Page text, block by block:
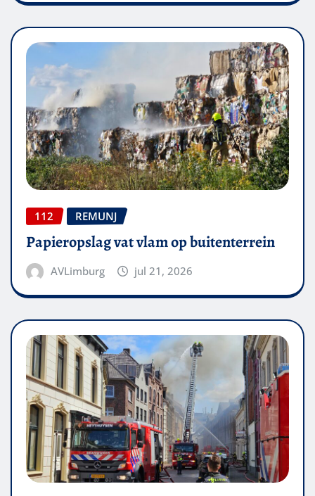
112 REMUNJ
Papieropslag vat vlam op buitenterrein
AVLimburg jul 21, 2026